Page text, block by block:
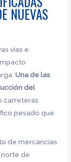
NUEVAS
vías e
Una de las
del
carreteras
pesado que
de mercancías
de